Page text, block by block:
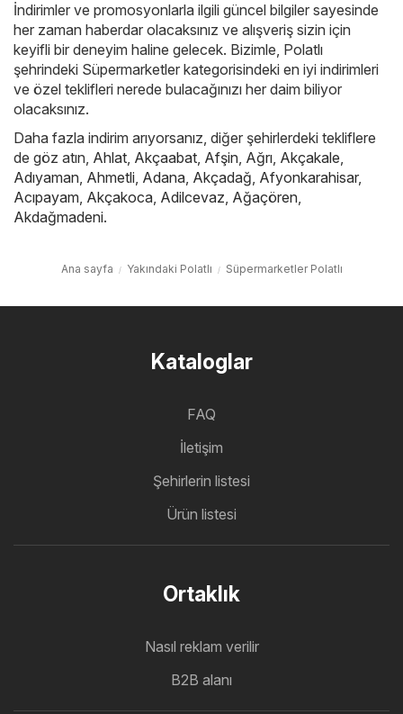
İndirimler ve promosyonlarla ilgili güncel bilgiler sayesinde
her zaman haberdar olacaksınız ve alışveriş sizin için
keyifli bir deneyim haline gelecek. Bizimle, Polatlı
şehrindeki Süpermarketler kategorisindeki en iyi indirimleri
ve özel teklifleri nerede bulacağınızı her daim biliyor
olacaksınız.
Daha fazla indirim arıyorsanız, diğer şehirlerdeki tekliflere
de göz atın, Ahlat, Akçaabat, Afşin, Ağrı, Akçakale,
Adıyaman, Ahmetli, Adana, Akçadağ, Afyonkarahisar,
Acıpayam, Akçakoca, Adilcevaz, Ağaçören,
Akdağmadeni.
Ana sayfa Yakındaki Polatlı Süpermarketler Polatlı
Kataloglar
FAQ
İletişim
Şehirlerin listesi
Ürün listesi
Ortaklık
Nasıl reklam verilir
B2B alanı